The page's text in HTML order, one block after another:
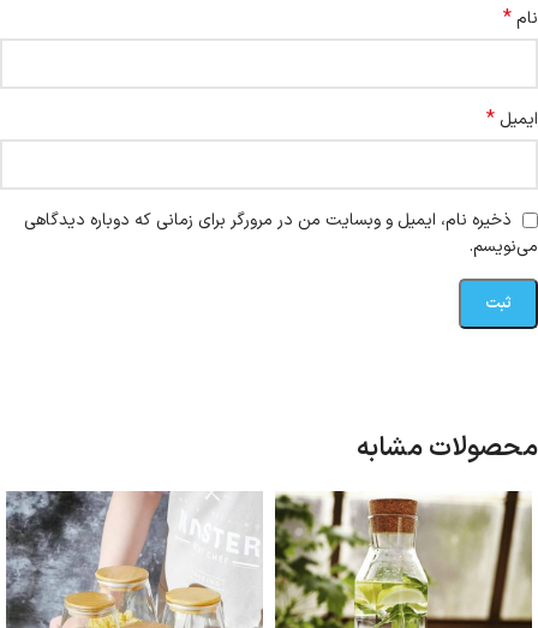
نام*
ایمیل *
ذخیره نام، ایمیل و وبسایت من در مرورگر برای زمانی که دوباره دیدگاهی
می‌نویسم.
محصولات مشابه